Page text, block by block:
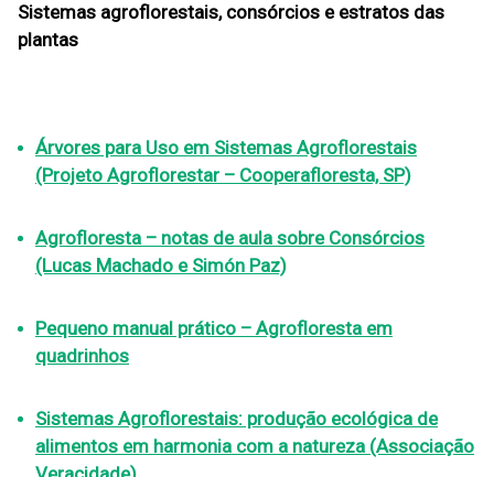
Sistemas agroflorestais, consórcios e estratos das
plantas
Árvores para Uso em Sistemas Agroflorestais
(Projeto Agroflorestar – Cooperafloresta, SP)
Agrofloresta – notas de aula sobre Consórcios
(Lucas Machado e Simón Paz)
Pequeno manual prático – Agrofloresta em
quadrinhos
Sistemas Agroflorestais: produção ecológica de
alimentos em harmonia com a natureza (Associação